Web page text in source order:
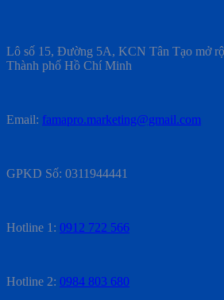
Lô số 15, Đường 5A, KCN Tân Tạo mở
Thành phố Hồ Chí Minh
Email: famapro.marketing@gmail.com
GPKD Số: 0311944441
Hotline 1: 0912 722 566
Hotline 2: 0984 803 680